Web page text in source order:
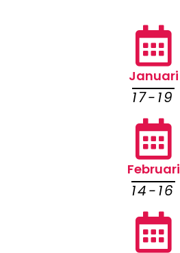
Januari
17-19
Februari
14-16